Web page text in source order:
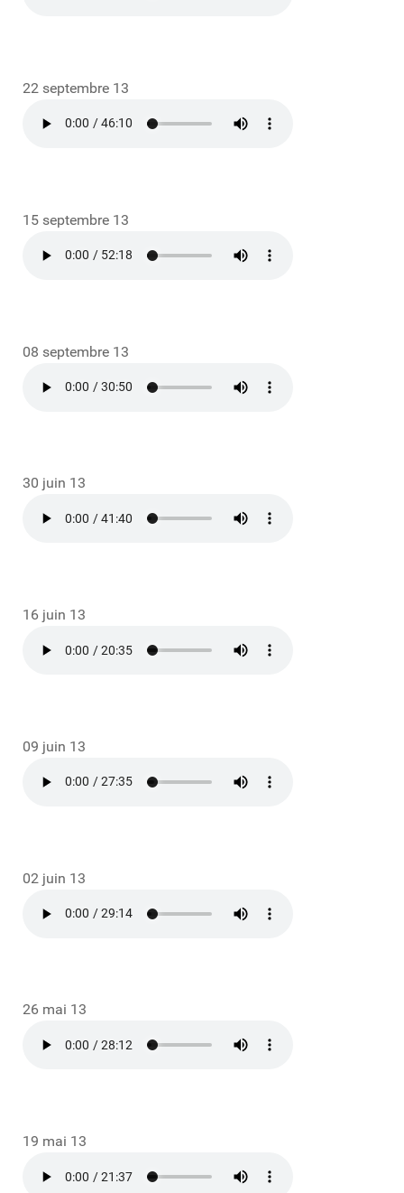
22 septembre 13
15 septembre 13
08 septembre 13
30 juin 13
16 juin 13
09 juin 13
02 juin 13
26 mai 13
19 mai 13